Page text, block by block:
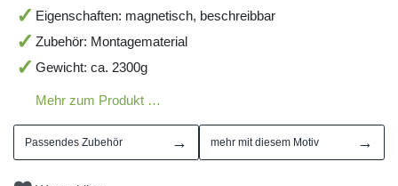
Eigenschaften: magnetisch, beschreibbar
Zubehör: Montagematerial
Gewicht: ca. 2300g
Mehr zum Produkt …
Passendes Zubehör → mehr mit diesem Motiv →